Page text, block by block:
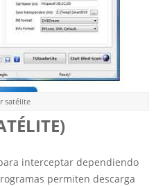
satélite
interceptar dependiendo
permiten descarga